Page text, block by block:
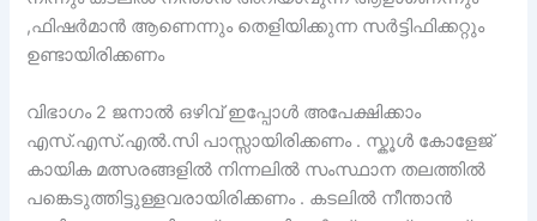
,ഫിഷർമാൻ ആണെന്നും തെളിയിക്കുന്ന സർട്ടിഫിക്കറ്റും
ഉണ്ടായിരിക്കണം
വിഭാഗം 2 ജനാൽ ഒഴിവ് ഇപ്പോൾ അപേക്ഷിക്കാം
എസ്.എസ്.എൽ.സി പാസ്സായിരിക്കണം . സ്കൂൾ കോളേജ്
കായിക മത്സരങ്ങളിൽ നിന്നലിൽ സംസ്ഥാന തലത്തിൽ
പങ്കെടുത്തിട്ടുള്ളവരായിരിക്കണം . കടലിൽ നീന്താൻ